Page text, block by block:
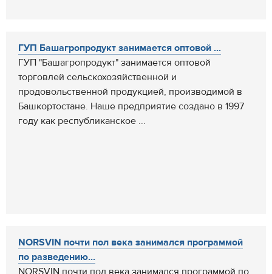
ГУП Башагропродукт занимается оптовой ...
ГУП "Башагропродукт" занимается оптовой
торговлей сельскохозяйственной и
продовольственной продукцией, производимой в
Башкортостане. Наше предприятие создано в 1997
году как республиканское ...
NORSVIN почти пол века занимался программой
по разведению...
NORSVIN почти пол века занимался программой по